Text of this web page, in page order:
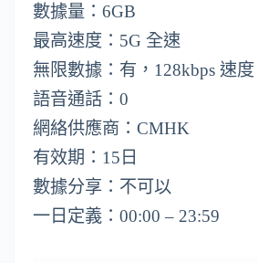
數據量：6GB
最高速度：5G 全速
無限數據：有，128kbps 速度
語音通話：0
網絡供應商：CMHK
有效期：15日
數據分享：不可以
一日定義：00:00 – 23:59